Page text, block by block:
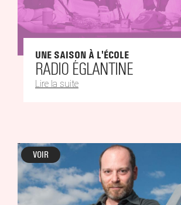
UNE SAISON À L'ÉCOLE
RADIO ÉGLANTINE
Lire la suite
VOIR